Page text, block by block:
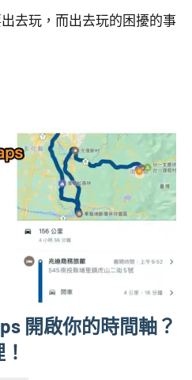
去玩，而出去玩的困擾的事
開啟你的時間軸？